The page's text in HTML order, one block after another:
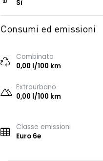
Sì
Consumi ed emissioni
Combinato
0,00 l/100 km
Extraurbano
0,00 l/100 km
Classe emissioni
Euro 6e